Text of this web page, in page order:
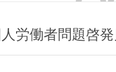
労働者問題啓